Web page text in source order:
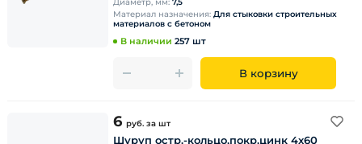
Материал назначения: Для стыковки строительных
материалов с бетоном
В наличии 257 шт
В корзину
6 руб. за шт
Шуруп остр.-кольцо,покр.цинк 4х60